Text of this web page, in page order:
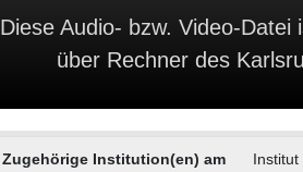
Diese Audio- bzw. Video-
über Rechner des
Zugehörige Institution(en) am